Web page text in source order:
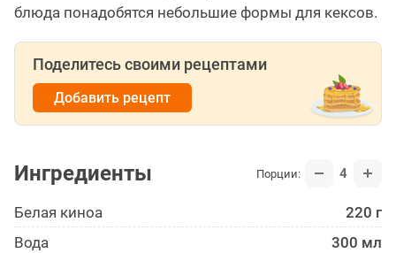
блюда понадобятся небольшие формы для кексов.
Поделитесь своими рецептами
Добавить рецепт
Ингредиенты Порции: 4
Белая киноа
220 г
Вода
300 мл